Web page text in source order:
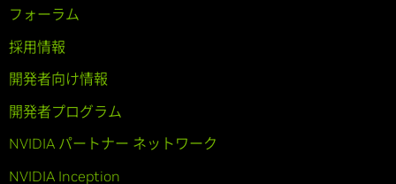
フォーラム
採用情報
開発者向け情報
開発者プログラム
NVIDIA パートナー ネットワーク
NVIDIA Inception